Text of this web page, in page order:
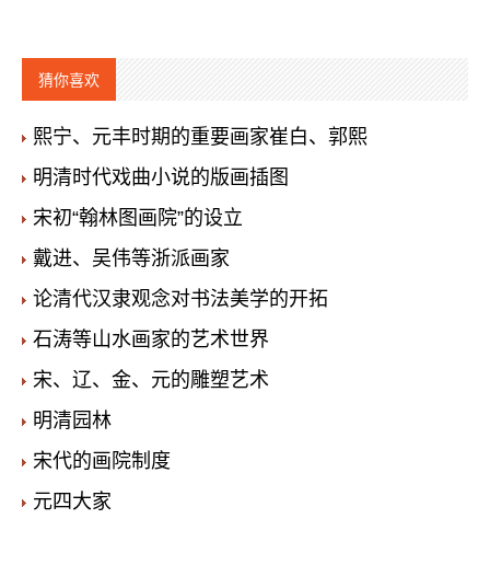
猜你喜欢
熙宁、元丰时期的重要画家崔白、郭熙
明清时代戏曲小说的版画插图
宋初“翰林图画院”的设立
戴进、吴伟等浙派画家
论清代汉隶观念对书法美学的开拓
石涛等山水画家的艺术世界
宋、辽、金、元的雕塑艺术
明清园林
宋代的画院制度
元四大家